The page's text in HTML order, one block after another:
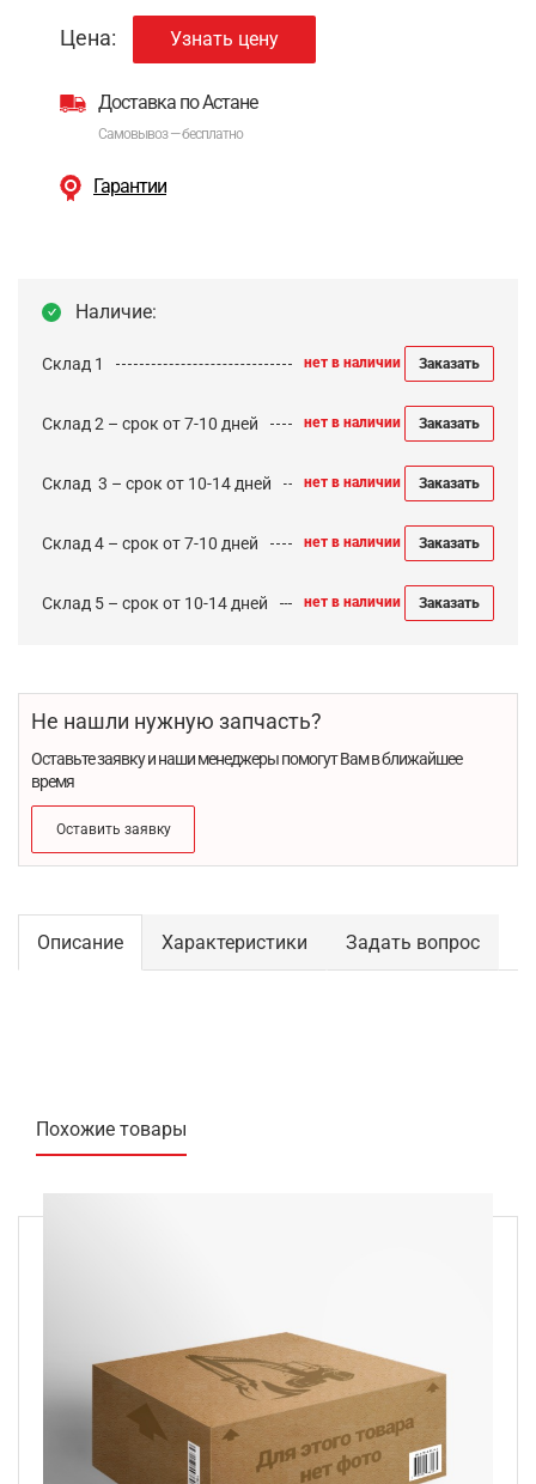
Цена: Узнать цену
Доставка по Астане
Самовывоз — бесплатно
Гарантии
Наличие:
Склад 1 нет в наличии Заказать
Склад 2 – срок от 7-10 дней нет в наличии Заказать
Cклад 3 – срок от 10-14 дней нет в наличии Заказать
Склад 4 – срок от 7-10 дней нет в наличии Заказать
Склад 5 – срок от 10-14 дней нет в наличии Заказать
Не нашли нужную запчасть?
Оставьте заявку и наши менеджеры помогут Вам в ближайшее
время
Оставить заявку
Описание Характеристики Задать вопрос
Похожие товары